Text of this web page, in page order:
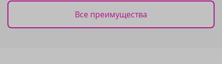
Все преимущества